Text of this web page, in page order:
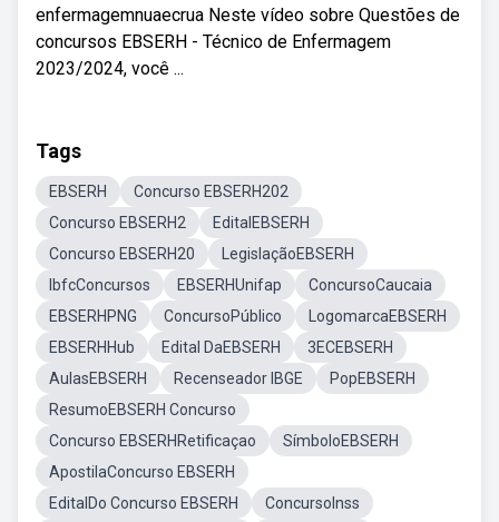
enfermagemnuaecrua Neste vídeo sobre Questões de
concursos EBSERH - Técnico de Enfermagem
2023/2024, você ...
Tags
EBSERH
Concurso EBSERH202
Concurso EBSERH2
EditalEBSERH
Concurso EBSERH20
LegislaçãoEBSERH
IbfcConcursos
EBSERHUnifap
ConcursoCaucaia
EBSERHPNG
ConcursoPúblico
LogomarcaEBSERH
EBSERHHub
Edital DaEBSERH
3ECEBSERH
AulasEBSERH
Recenseador IBGE
PopEBSERH
ResumoEBSERH Concurso
Concurso EBSERHRetificaçao
SímboloEBSERH
ApostilaConcurso EBSERH
EditalDo Concurso EBSERH
ConcursoInss